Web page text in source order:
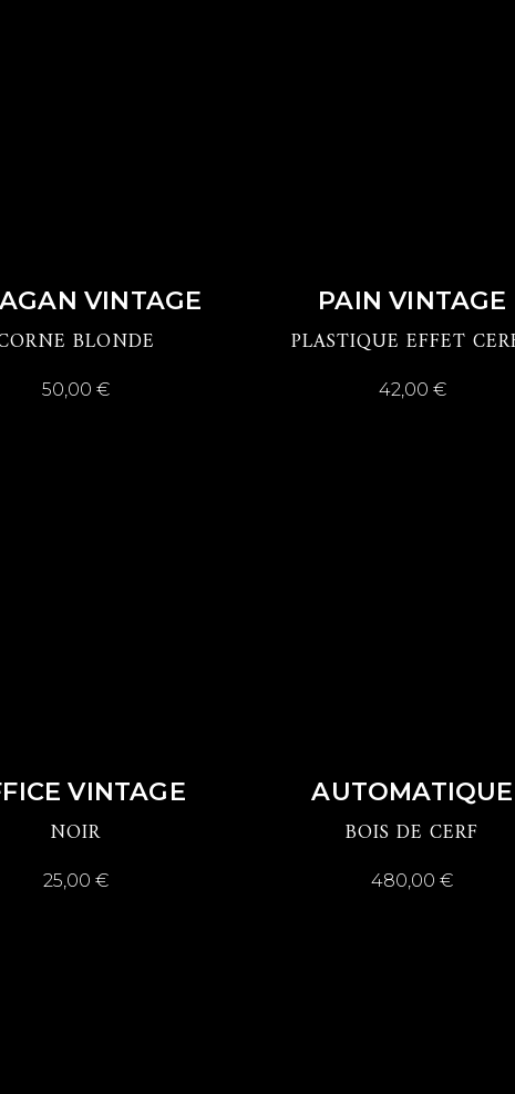
VINTAGE
BLONDE
50,00 €
PAIN VINTAGE
PLASTIQUE EFFET
42,00 €
VINTAGE
NOIR
25,00 €
AUTOMATIQUE
BOIS DE CERF
480,00€